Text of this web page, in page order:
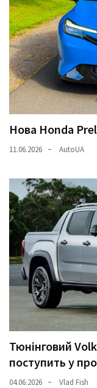
Нова Honda
11.06.2026 AutoUA
Тюнінговий
поступить у
04.06.2026 Vlad Fish